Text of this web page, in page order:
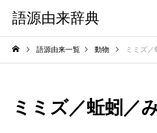
語源由来辞典
語源由来一覧 動物 ミミズ
ミミズ／蚯蚓／